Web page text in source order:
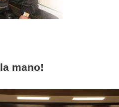
mano!